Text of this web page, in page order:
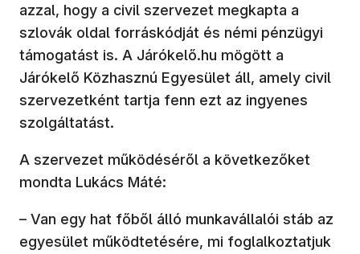
azzal, hogy a civil szervezet megkapta a
szlovák oldal forráskódját és némi pénzügyi
támogatást is. A Járókelő.hu mögött a
Járókelő Közhasznú Egyesület áll, amely civil
szervezetként tartja fenn ezt az ingyenes
szolgáltatást.
A szervezet működéséről a következőket
mondta Lukács Máté:
– Van egy hat főből álló munkavállalói stáb az
egyesület működtetésére, mi foglalkoztatjuk